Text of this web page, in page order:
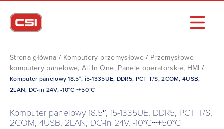
Strona główna / Komputery przemysłowe / Przemysłowe
komputery panelowe, All In One, Panele operatorskie, HMI /
Komputer panelowy 18.5″, i5-1335UE, DDR5, PCT T/S, 2COM, 4USB,
2LAN, DC-in 24V, -10°C~+50°C
Komputer panelowy 18.5″, i5-1335UE, DDR5, PCT T/S,
2COM, 4USB, 2LAN, DC-in 24V, -10°C~+50°C